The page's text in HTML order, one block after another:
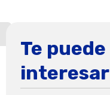
Te puede
interesar